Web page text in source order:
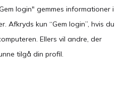
login" gemmes informationer i
Afkryds kun “Gem login”, hvis du
Ellers vil andre, der
tilgå din profil.